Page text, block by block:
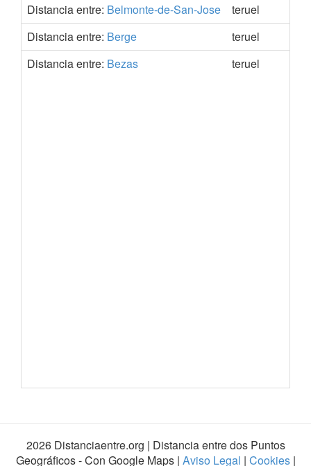
Distancia entre: Belmonte-de-San-Jose teruel
Distancia entre: Berge teruel
Distancia entre: Bezas teruel
2026 Distanciaentre.org | Distancia entre dos Puntos
Geográficos - Con Google Maps | Aviso Legal | Cookies|